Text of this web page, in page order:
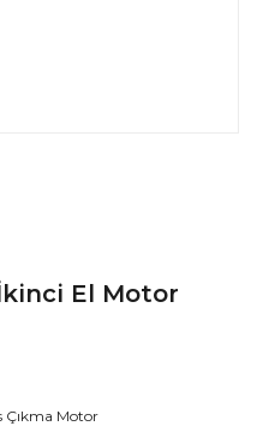
El Motor
Çıkma Motor